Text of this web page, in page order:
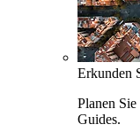
Erkunden
Planen
Guides.